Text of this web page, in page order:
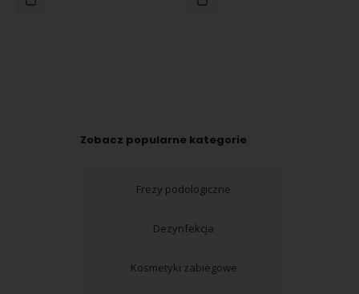
Zobacz popularne kategorie
Frezy podologiczne
Dezynfekcja
Kosmetyki zabiegowe